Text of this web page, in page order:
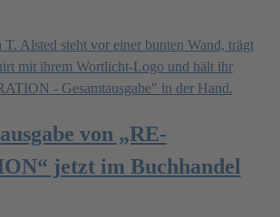
von „RE-
jetzt im Buchhandel